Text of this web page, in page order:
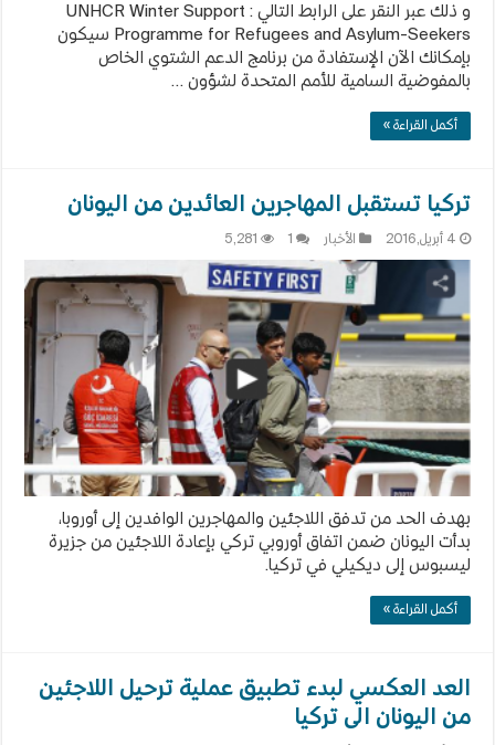
و ذلك عبر النقر على الرابط التالي : UNHCR Winter Support
Programme for Refugees and Asylum-Seekers سيكون
بإمكانك الآن الإستفادة من برنامج الدعم الشتوي الخاص
بالمفوضية السامية للأمم المتحدة لشؤون …
أكمل القراءة »
تركيا تستقبل المهاجرين العائدين من اليونان
4 أبريل,2016 الأخبار 1
5,281
بهدف الحد من تدفق اللاجئين والمهاجرين الوافدين إلى أوروبا،
بدأت اليونان ضمن اتفاق أوروبي تركي بإعادة اللاجئين من جزيرة
ليسبوس إلى ديكيلي في تركيا.
أكمل القراءة »
العد العكسي لبدء تطبيق عملية ترحيل اللاجئين
من اليونان الى تركيا